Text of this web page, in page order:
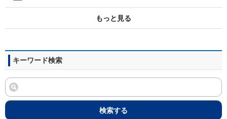
もっと見る
キーワード検索
検索する